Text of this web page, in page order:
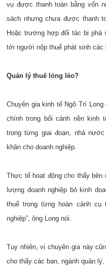
vụ được thanh toán bằng vốn
sách nhưng chưa được thanh
Hoặc trường hợp đối tác bị phá
tới người nộp thuế phát sinh các
Quản lý thuế lỏng lẻo?
Chuyên gia kinh tế Ngô Trí
chính trong bối cảnh nền kinh
trong từng giai đoạn, nhà
khăn cho doanh nghiệp.
Thực tế hoạt động cho thấy
lượng doanh nghiệp bỏ kinh
thuế trong từng hoàn cảnh
nghiệp”, ông Long nói.
Tuy nhiên, vị chuyên gia này
cho thấy các ban, ngành quản